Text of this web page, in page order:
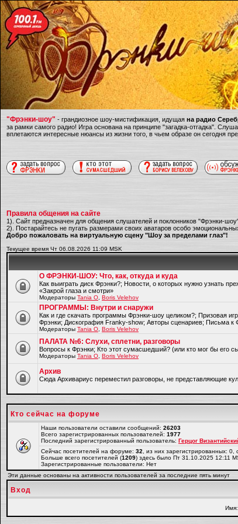
"Фрэнки-шоу" - грандиозное шоу-мистификация, идущая на радио
за рамки самого радио! Игра основана на принципе "загадка-отгадка".
вплетаются интересные нюансы из жизни того, в чьем образе он сегодня
Правила общения на сайте
1). Сайт предназначен для общения слушателей и поклонников "Фрэнки-
2). Постарайтесь не пугать размерами своих аватаров особо
Добро пожаловать на виртуальную сцену "Шоу за пределами глаз"!
Текущее время Чт 06.08.2026 11:09 MSK
О ФРЭНКИ-ШОУ: Что, как, откуда и куда
Как выиграть диск Фрэнки?; Новости, о которых нужно узнать
«Закрой глаза и смотри»
Модераторы Tania O Boris Velehov
ПРОГРАММЫ: Внутри и снаружи
Как и где скачать программы Фрэнки-шоу целиком?; Призовая
Фрэнки; Дискография Franky-show; Авторы сценариев; Письма к
Модераторы Tania O Boris Velehov
ПАЛАТА №6: Слухи, сплетни, разговоры
Вопросы к Фрэнки; Кто этот сумасшедший? (или кто мог бы его
Модераторы Tania O Boris Velehov
Архив
Cюда Архивариус переместил разговоры, не представляющие
Кто сейчас на форуме
Наши пользователи оставили сообщений: 26203
Всего зарегистрированных пользователей: 1977
Последний зарегистрированный пользователь: Герцог
Сейчас посетителей на форуме: 32 , из них зарегистрированных:
Больше всего посетителей (1209) здесь было Пт 31.10.2025 12:11
Зарегистрированные пользователи: Нет
Эти данные основаны на активности пользователей за последние пять минут
Вход
Имя: